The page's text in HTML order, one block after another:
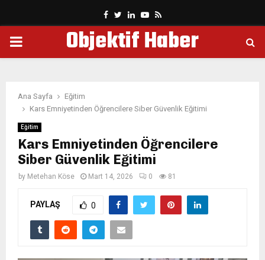
Facebook
Twitter
LinkedinYoutube
Rss
PRIMARYObjektif Haber
Ana Sayfa
Eğitim
Kars Emniyetinden Öğrencilere Siber Güvenlik Eğitimi
Eğitim
Kars Emniyetinden Öğrencilere
Siber Güvenlik Eğitimi
by Metehan Köse Mart 14, 2026 0 81
PAYLAŞ 0